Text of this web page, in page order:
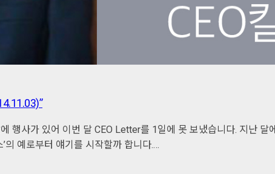
행사가 있어 이번 달 CEO Letter를 1일에 못 보냈습니다. 지난 달
의 예로부터 얘기를 시작할까 합니다.…